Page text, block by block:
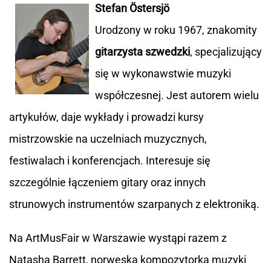
Stefan Östersjö
Urodzony w roku 1967, znakomity
gitarzysta szwedzki, specjalizujący
się w wykonawstwie muzyki
współczesnej. Jest autorem wielu
artykułów, daje wykłady i prowadzi kursy
mistrzowskie na uczelniach muzycznych,
festiwalach i konferencjach. Interesuje się
szczególnie łączeniem gitary oraz innych
strunowych instrumentów szarpanych z elektroniką.
Na ArtMusFair w Warszawie wystąpi razem z
Natashą Barrett, norweską kompozytorką muzyki